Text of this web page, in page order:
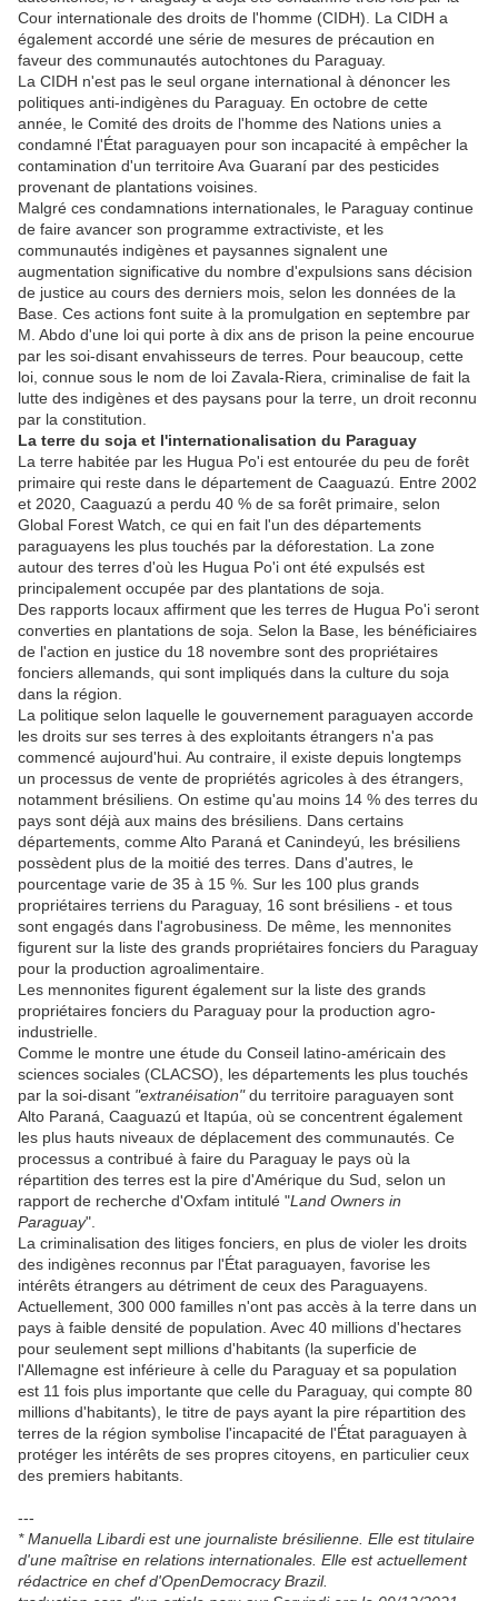
Cour internationale des droits de l'homme (CIDH). La CIDH a
également accordé une série de mesures de précaution en
faveur des communautés autochtones du Paraguay.
La CIDH n'est pas le seul organe international à dénoncer les
politiques anti-indigènes du Paraguay. En octobre de cette
année, le Comité des droits de l'homme des Nations unies a
condamné l'État paraguayen pour son incapacité à empêcher la
contamination d'un territoire Ava Guaraní par des pesticides
provenant de plantations voisines.
Malgré ces condamnations internationales, le Paraguay continue
de faire avancer son programme extractiviste, et les
communautés indigènes et paysannes signalent une
augmentation significative du nombre d'expulsions sans décision
de justice au cours des derniers mois, selon les données de la
Base. Ces actions font suite à la promulgation en septembre par
M. Abdo d'une loi qui porte à dix ans de prison la peine encourue
par les soi-disant envahisseurs de terres. Pour beaucoup, cette
loi, connue sous le nom de loi Zavala-Riera, criminalise de fait la
lutte des indigènes et des paysans pour la terre, un droit reconnu
par la constitution.
La terre du soja et l'internationalisation du Paraguay
La terre habitée par les Hugua Po'i est entourée du peu de forêt
primaire qui reste dans le département de Caaguazú. Entre 2002
et 2020, Caaguazú a perdu 40 % de sa forêt primaire, selon
Global Forest Watch, ce qui en fait l'un des départements
paraguayens les plus touchés par la déforestation. La zone
autour des terres d'où les Hugua Po'i ont été expulsés est
principalement occupée par des plantations de soja.
Des rapports locaux affirment que les terres de Hugua Po'i seront
converties en plantations de soja. Selon la Base, les bénéficiaires
de l'action en justice du 18 novembre sont des propriétaires
fonciers allemands, qui sont impliqués dans la culture du soja
dans la région.
La politique selon laquelle le gouvernement paraguayen accorde
les droits sur ses terres à des exploitants étrangers n'a pas
commencé aujourd'hui. Au contraire, il existe depuis longtemps
un processus de vente de propriétés agricoles à des étrangers,
notamment brésiliens. On estime qu'au moins 14 % des terres du
pays sont déjà aux mains des brésiliens. Dans certains
départements, comme Alto Paraná et Canindeyú, les brésiliens
possèdent plus de la moitié des terres. Dans d'autres, le
pourcentage varie de 35 à 15 %. Sur les 100 plus grands
propriétaires terriens du Paraguay, 16 sont brésiliens - et tous
sont engagés dans l'agrobusiness. De même, les mennonites
figurent sur la liste des grands propriétaires fonciers du Paraguay
pour la production agroalimentaire.
Les mennonites figurent également sur la liste des grands
propriétaires fonciers du Paraguay pour la production agro-
industrielle.
Comme le montre une étude du Conseil latino-américain des
sciences sociales (CLACSO), les départements les plus touchés
par la soi-disant "extranéisation"du territoire paraguayen sont
Alto Paraná, Caaguazú et Itapúa, où se concentrent également
les plus hauts niveaux de déplacement des communautés. Ce
processus a contribué à faire du Paraguay le pays où la
répartition des terres est la pire d'Amérique du Sud, selon un
rapport de recherche d'Oxfam intitulé "Land Owners in
Paraguay".
La criminalisation des litiges fonciers, en plus de violer les droits
des indigènes reconnus par l'État paraguayen, favorise les
intérêts étrangers au détriment de ceux des Paraguayens.
Actuellement, 300 000 familles n'ont pas accès à la terre dans un
pays à faible densité de population. Avec 40 millions d'hectares
pour seulement sept millions d'habitants (la superficie de
l'Allemagne est inférieure à celle du Paraguay et sa population
est 11 fois plus importante que celle du Paraguay, qui compte 80
millions d'habitants), le titre de pays ayant la pire répartition des
terres de la région symbolise l'incapacité de l'État paraguayen à
protéger les intérêts de ses propres citoyens, en particulier ceux
des premiers habitants.
---
* Manuella Libardi est une journaliste brésilienne. Elle est titulaire
d'une maîtrise en relations internationales. Elle est actuellement
rédactrice en chef d'OpenDemocracy Brazil.